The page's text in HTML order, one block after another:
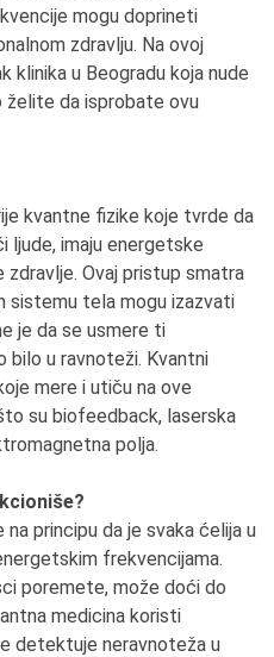
mogu doprineti
zdravlju. Na ovoj
klinika u Beogradu koja nude
želite da isprobate ovu
kvantne fizike koje tvrde da
ljude, imaju energetske
Ovaj pristup smatra
sistemu tela mogu izazvati
je da se usmere ti
u ravnoteži. Kvantni
mere i utiču na ove
su biofeedback, laserska
polja.
principu da je svaka ćelija u
frekvencijama.
poremete, može doći do
medicina koristi
detektuje neravnoteža u